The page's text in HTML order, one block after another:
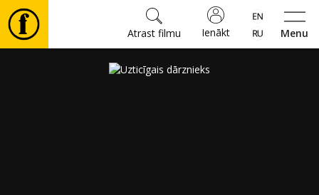
Menu
Ienākt
Atrast filmu